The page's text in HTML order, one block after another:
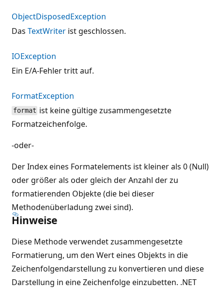
ObjectDisposedException
Das TextWriter ist geschlossen.
IOException
Ein E/A-Fehler tritt auf.
FormatException
format ist keine gültige zusammengesetzte
Formatzeichenfolge.
-oder-
Der Index eines Formatelements ist kleiner als 0 (Null)
oder größer als oder gleich der Anzahl der zu
formatierenden Objekte (die bei dieser
Methodenüberladung zwei sind).
Hinweise
Diese Methode verwendet zusammengesetzte
Formatierung, um den Wert eines Objekts in die
Zeichenfolgendarstellung zu konvertieren und diese
Darstellung in eine Zeichenfolge einzubetten. .NET